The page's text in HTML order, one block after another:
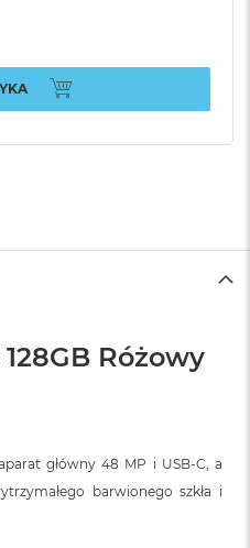
Różowy
główny 48 MP i USB‑C, a
barwionego szkła i